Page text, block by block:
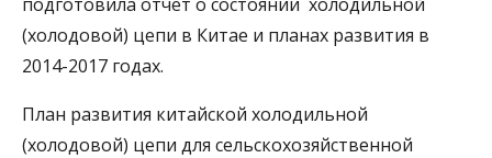
(холодовой) цепи в Китае и планах развития в
2014-2017 годах.
План развития китайской холодильной
(холодовой) цепи для сельскохозяйственной